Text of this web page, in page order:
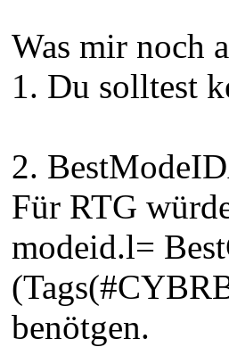
Was mir noch
1. Du solltest
2.
Für RTG
modeid.l=
benötgen.